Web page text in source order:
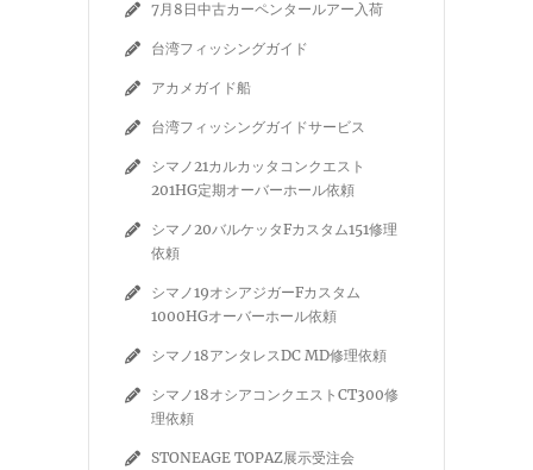
7月8日中古カーペンタールアー入荷
台湾フィッシングガイド
アカメガイド船
台湾フィッシングガイドサービス
シマノ21カルカッタコンクエスト
201HG定期オーバーホール依頼
シマノ20バルケッタFカスタム151修理
依頼
シマノ19オシアジガーFカスタム
1000HGオーバーホール依頼
シマノ18アンタレスDC MD修理依頼
シマノ18オシアコンクエストCT300修
理依頼
STONEAGE TOPAZ展示受注会